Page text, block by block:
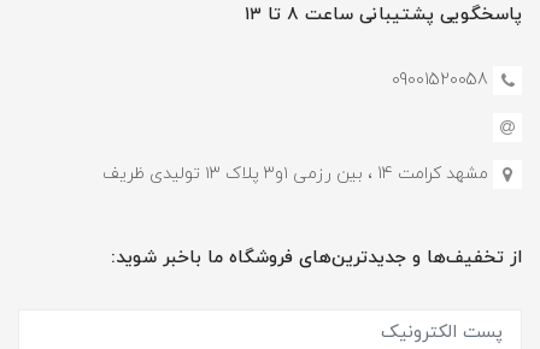
پاسخگویی پشتیبانی ساعت ۸ تا ۱۳
09001520058
مشهد کرامت 14 ، بین رزمی ۱و۳ پلاک ۱۳ تولیدی ظریف
از تخفیف‌ها و جدیدترین‌های فروشگاه ما باخبر شوید: